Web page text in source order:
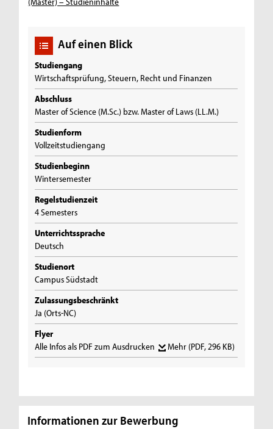
Auf einen Blick
Studiengang
Wirtschaftsprüfung, Steuern, Recht und Finanzen
Abschluss
Master of Science (M.Sc.) bzw. Master of Laws (LL.M.)
Studienform
Vollzeitstudiengang
Studienbeginn
Wintersemester
Regelstudienzeit
4 Semesters
Unterrichtssprache
Deutsch
Studienort
Campus Südstadt
Zulassungsbeschränkt
Ja (Orts-NC)
Flyer
Alle Infos als PDF zum Ausdrucken
Mehr (PDF, 296 KB)
Informationen zur Bewerbung